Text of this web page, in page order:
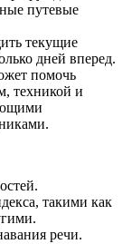
путевые
текущие
дней вперед.
помочь
техникой и
такими как
речи.